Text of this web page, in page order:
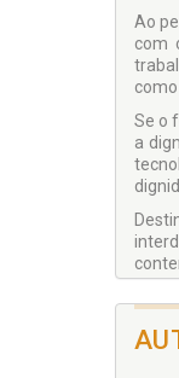
Ao
com
Se o
a